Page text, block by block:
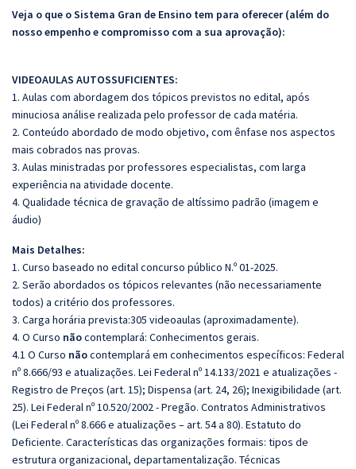
Veja o que o Sistema Gran de Ensino tem para oferecer (além do
nosso empenho e compromisso com a sua aprovação):
VIDEOAULAS AUTOSSUFICIENTES:
1. Aulas com abordagem dos tópicos previstos no edital, após
minuciosa análise realizada pelo professor de cada matéria.
2. Conteúdo abordado de modo objetivo, com ênfase nos aspectos
mais cobrados nas provas.
3. Aulas ministradas por professores especialistas, com larga
experiência na atividade docente.
4. Qualidade técnica de gravação de altíssimo padrão (imagem e
áudio)
Mais Detalhes:
1. Curso baseado no edital concurso público N.º 01-2025.
2. Serão abordados os tópicos relevantes (não necessariamente
todos) a critério dos professores.
3. Carga horária prevista:305 videoaulas (aproximadamente).
4. O Curso nãocontemplará: Conhecimentos gerais.
4.1 O Curso nãocontemplará em conhecimentos específicos: Federal
nº 8.666/93 e atualizações. Lei Federal nº 14.133/2021 e atualizações -
Registro de Preços (art. 15); Dispensa (art. 24, 26); Inexigibilidade (art.
25). Lei Federal nº 10.520/2002 - Pregão. Contratos Administrativos
(Lei Federal nº 8.666 e atualizações – art. 54 a 80). Estatuto do
Deficiente. Características das organizações formais: tipos de
estrutura organizacional, departamentalização. Técnicas